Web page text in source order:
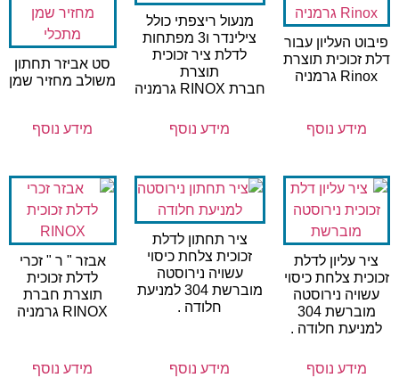
פיבוט העליון עבור
דלת זכוכית תוצרת
Rinox גרמניה
מידע נוסף
מנעול ריצפתי כולל
צילינדר ו3 מפתחות
לדלת ציר זכוכית
תוצרת
חברת RINOX גרמניה
מידע נוסף
סט אביזר תחתון
משולב מחזיר שמן
מידע נוסף
ציר עליון לדלת
זכוכית צלחת כיסוי
עשויה נירוסטה
מוברשת 304
למניעת חלודה .
מידע נוסף
ציר תחתון לדלת
זכוכית צלחת כיסוי
עשויה נירוסטה
מוברשת 304 למניעת
חלודה .
מידע נוסף
אבזר " ר " זכרי
לדלת זכוכית
תוצרת חברת
RINOX גרמניה
מידע נוסף